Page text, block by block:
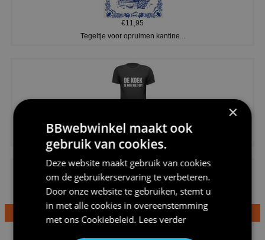
€11,95
Tegeltje voor opruimen kantine...
€20,95
€24,95
Dames v hals t-shirt prinses v...
×
BBwebwinkel maakt ook
gebruik van cookies.
Deze website maakt gebruik van cookies
om de gebruikerservaring te verbeteren.
Door onze website te gebruiken, stemt u
in met alle cookies in overeenstemming
met ons Cookiebeleid. Lees verder